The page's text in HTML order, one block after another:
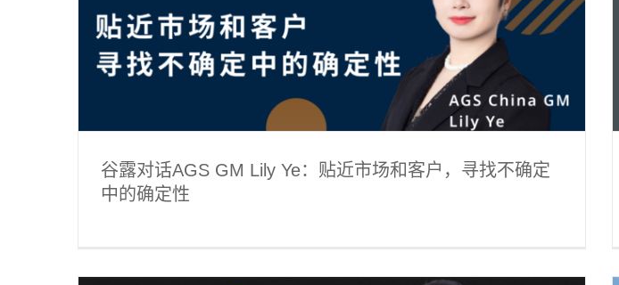
谷露对话AGS GM Lily Ye：贴近市场和客户，寻找不确定
中的确定性
谷露专访Wyser中国区业务总监Henry He：走难走但长远的路
猎界风云志